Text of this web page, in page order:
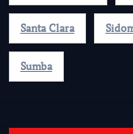
Santa Clara
Sumba